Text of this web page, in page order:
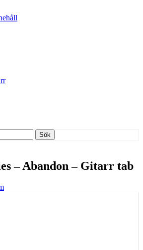
Sök
– Abandon – Gitarr tab